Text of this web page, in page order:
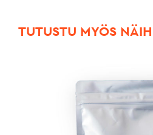
TUTUSTU MYÖS